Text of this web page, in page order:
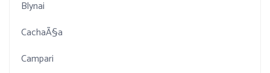
Blynai
CachaÃ§a
Campari